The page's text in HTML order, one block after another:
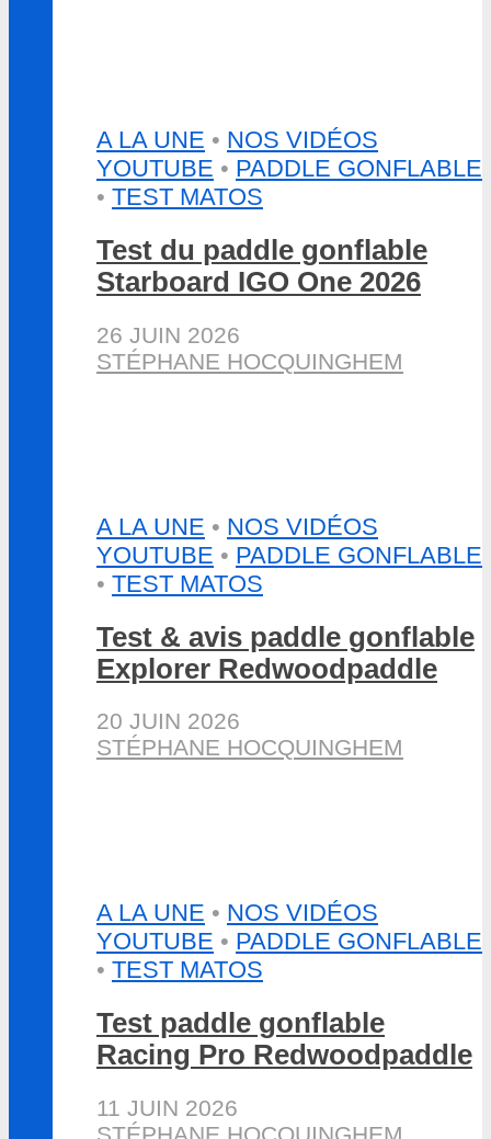
A LA UNE • NOS VIDÉOS
YOUTUBE • PADDLE GONFLABLE
• TEST MATOS
Test du paddle gonflable
Starboard IGO One 2026
26 JUIN 2026
STÉPHANE HOCQUINGHEM
A LA UNE • NOS VIDÉOS
YOUTUBE • PADDLE GONFLABLE
• TEST MATOS
Test & avis paddle gonflable
Explorer Redwoodpaddle
20 JUIN 2026
STÉPHANE HOCQUINGHEM
A LA UNE • NOS VIDÉOS
YOUTUBE • PADDLE GONFLABLE
• TEST MATOS
Test paddle gonflable
Racing Pro Redwoodpaddle
11 JUIN 2026
STÉPHANE HOCQUINGHEM